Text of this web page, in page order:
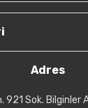
Adres
Sok. Bilginler